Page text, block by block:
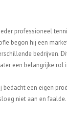
professioneel
begon hij een
bedrijven.
een belangrijke rol
een eigen
niet aan en faalde.